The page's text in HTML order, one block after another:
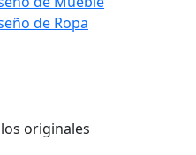
de Ropa
originales